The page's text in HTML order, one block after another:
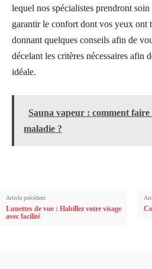
lequel nos spécialistes prendront
garantir le confort dont vos yeux ont
donnant quelques conseils afin de
décelant les critères nécessaires afin
idéale.
Sauna vapeur : comment
maladie ?
Article précédent
Lunettes de vue : Habillez votre visage
avec facilité